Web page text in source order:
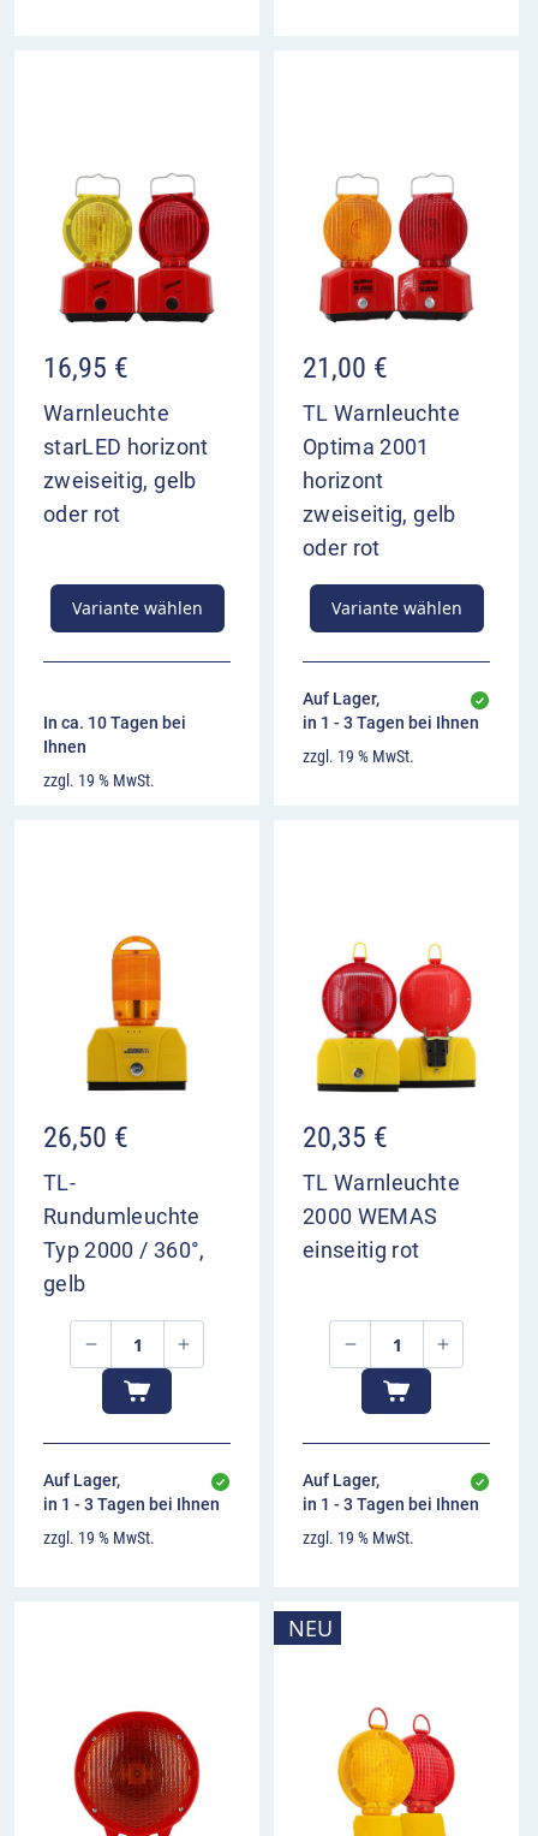
16,95 €
Warnleuchte
starLED horizont
zweiseitig, gelb
oder rot
Variante wählen
In ca. 10 Tagen bei
Ihnen
zzgl. 19 % MwSt.
21,00 €
TL Warnleuchte
Optima 2001
horizont
zweiseitig, gelb
oder rot
Variante wählen
Auf Lager,
in 1 - 3 Tagen bei Ihnen
zzgl. 19 % MwSt.
26,50 €
TL-
Rundumleuchte
Typ 2000 / 360°,
gelb
Auf Lager,
in 1 - 3 Tagen bei Ihnen
zzgl. 19 % MwSt.
20,35 €
TL Warnleuchte
2000 WEMAS
einseitig rot
Auf Lager,
in 1 - 3 Tagen bei Ihnen
zzgl. 19 % MwSt.
NEU